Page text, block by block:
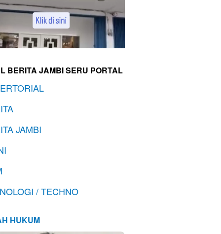
BERITA JAMBI SERU PORTAL
JAMBI
/ TECHNO
HUKUM